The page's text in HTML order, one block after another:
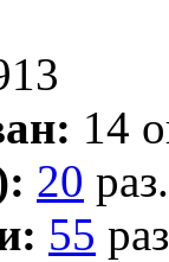
14
20 раз.
55